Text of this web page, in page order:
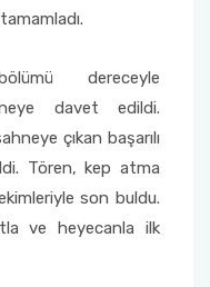
dereceyle
davet edildi.
çıkan başarılı
Tören, kep atma
son buldu.
ve heyecanla ilk